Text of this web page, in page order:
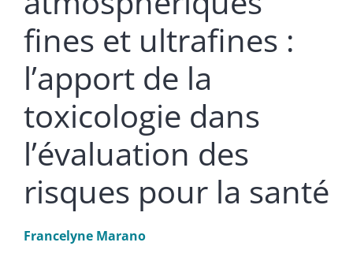
fines et ultrafines :
l’apport de la
toxicologie dans
l’évaluation des
risques pour la santé
Francelyne Marano